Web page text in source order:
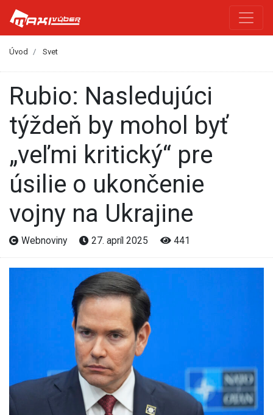
Úvod Svet
Rubio: Nasledujúci
týždeň by mohol byť
„veľmi kritický“ pre
úsilie o ukončenie
vojny na Ukrajine
Webnoviny 27. apríl 2025 441